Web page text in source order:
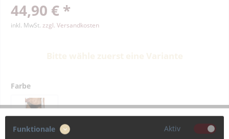
44,90 € *
inkl. MwSt. zzgl. Versandkosten
Farbe
Funktionale Aktiv